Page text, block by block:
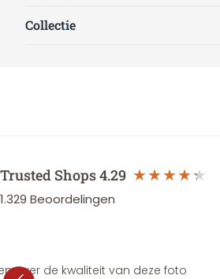
Collectie
Trusted Shops4.29
1.329 Beoordelingen
over de kwaliteit van deze foto